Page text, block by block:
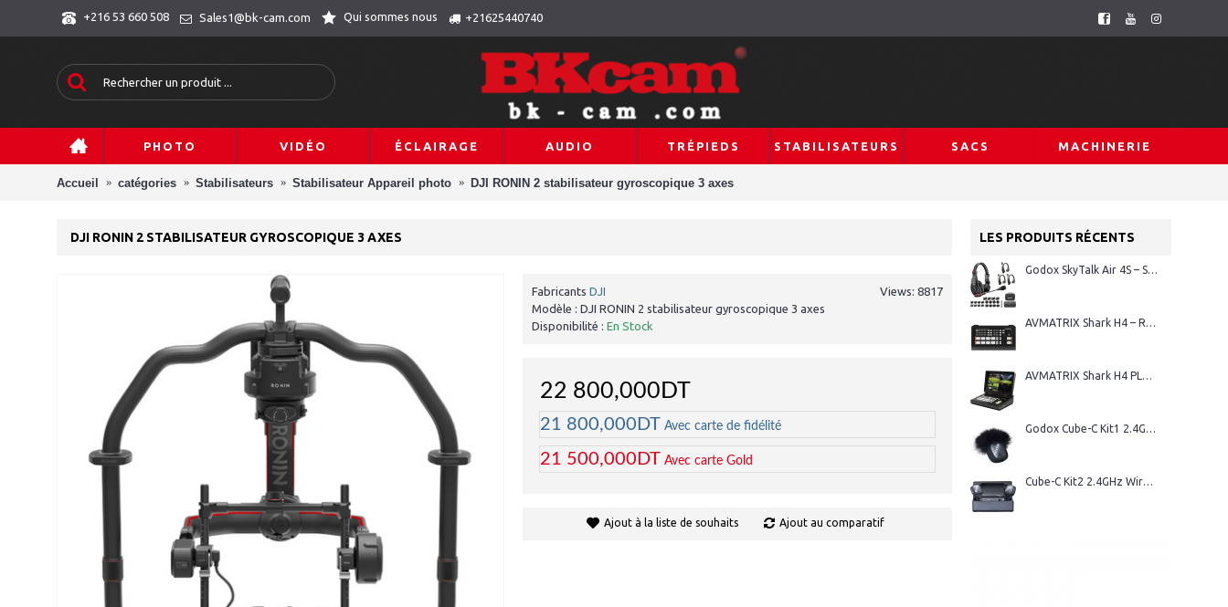
+216 53 660 508 Sales1@bk-cam.com Qui sommes nous +21625440740
PHOTO VIDÉO ÉCLAIRAGE AUDIO TRÉPIEDS STABILISATEURS SACS MACHINERIE
Accueil catégories Stabilisateurs Stabilisateur Appareil photo DJI RONIN 2 stabilisateur gyroscopique 3 axes
LES PRODUITS RÉCENTS
Godox SkyTalk Air 4S – Système d’intercom sans fil Full-Duplex
AVMATRIX Shark H4 – Régie vidéo HDMI 4 canaux
AVMATRIX Shark H4 PLUS – Régie vidéo HDMI 4 canaux
Godox Cube-C Kit1 2.4GHz Wireless Microphone
Cube-C Kit2 2.4GHz Wireless Microphone
DJI RONIN 2 STABILISATEUR GYROSCOPIQUE 3 AXES
Views: 8817
Fabricants DJI
Modèle : DJI RONIN 2 stabilisateur gyroscopique 3 axes
Disponibilité : En Stock
22 800,000DT
21 800,000DT Avec carte de fidélité
21 500,000DT Avec carte Gold
Ajout à la liste de souhaits Ajout au comparatif